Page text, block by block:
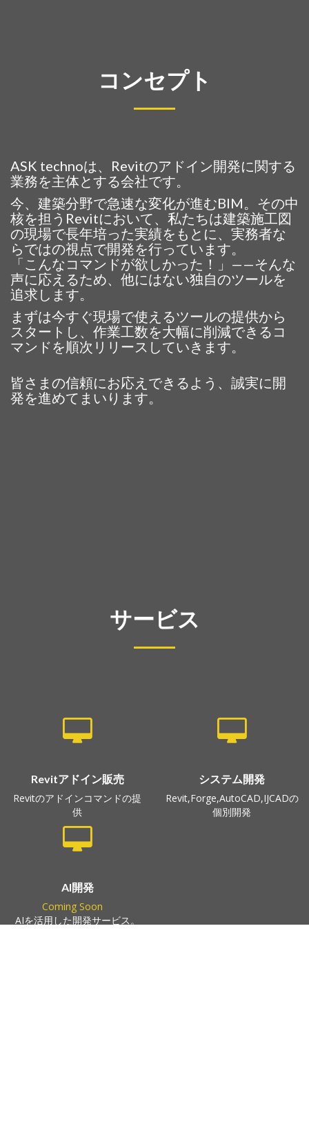
コンセプト
ASK technoは、Revitのアドイン開発に関する
業務を主体とする会社です。
今、建築分野で急速な変化が進むBIM。その中
核を担うRevitにおいて、私たちは建築施工図
の現場で長年培った実績をもとに、実務者な
らではの視点で開発を行っています。
「こんなコマンドが欲しかった！」——そんな
声に応えるため、他にはない独自のツールを
追求します。
まずは今すぐ現場で使えるツールの提供から
スタートし、作業工数を大幅に削減できるコ
マンドを順次リリースしていきます。
皆さまの信頼にお応えできるよう、誠実に開
発を進めてまいります。
サービス
Revitアドイン販売
Revitのアドインコマンドの提
供
システム開発
Revit,Forge,AutoCAD,IJCADの
個別開発
AI開発
Coming Soon
AIを活用した開発サービス。